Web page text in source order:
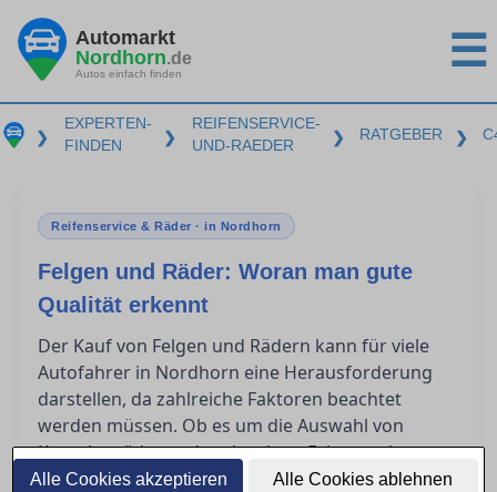
Alle Cookies akzeptieren Alle Cookies ablehnen
Automarkt
Nordhorn.de
Autos einfach finden ☰
❯
EXPERTEN-
FINDEN
❯
REIFENSERVICE-
UND-RAEDER
❯ RATGEBER ❯
Reifenservice & Räder · in Nordhorn
Felgen und Räder: Woran man gute
Qualität erkennt
Der Kauf von Felgen und Rädern kann für viele
Autofahrer in Nordhorn eine Herausforderung
darstellen, da zahlreiche Faktoren beachtet
werden müssen. Ob es um die Auswahl von
Kompletträdern oder einzelnen Felgen geht,
Fachwissen über die Qualitätsmerkmale und